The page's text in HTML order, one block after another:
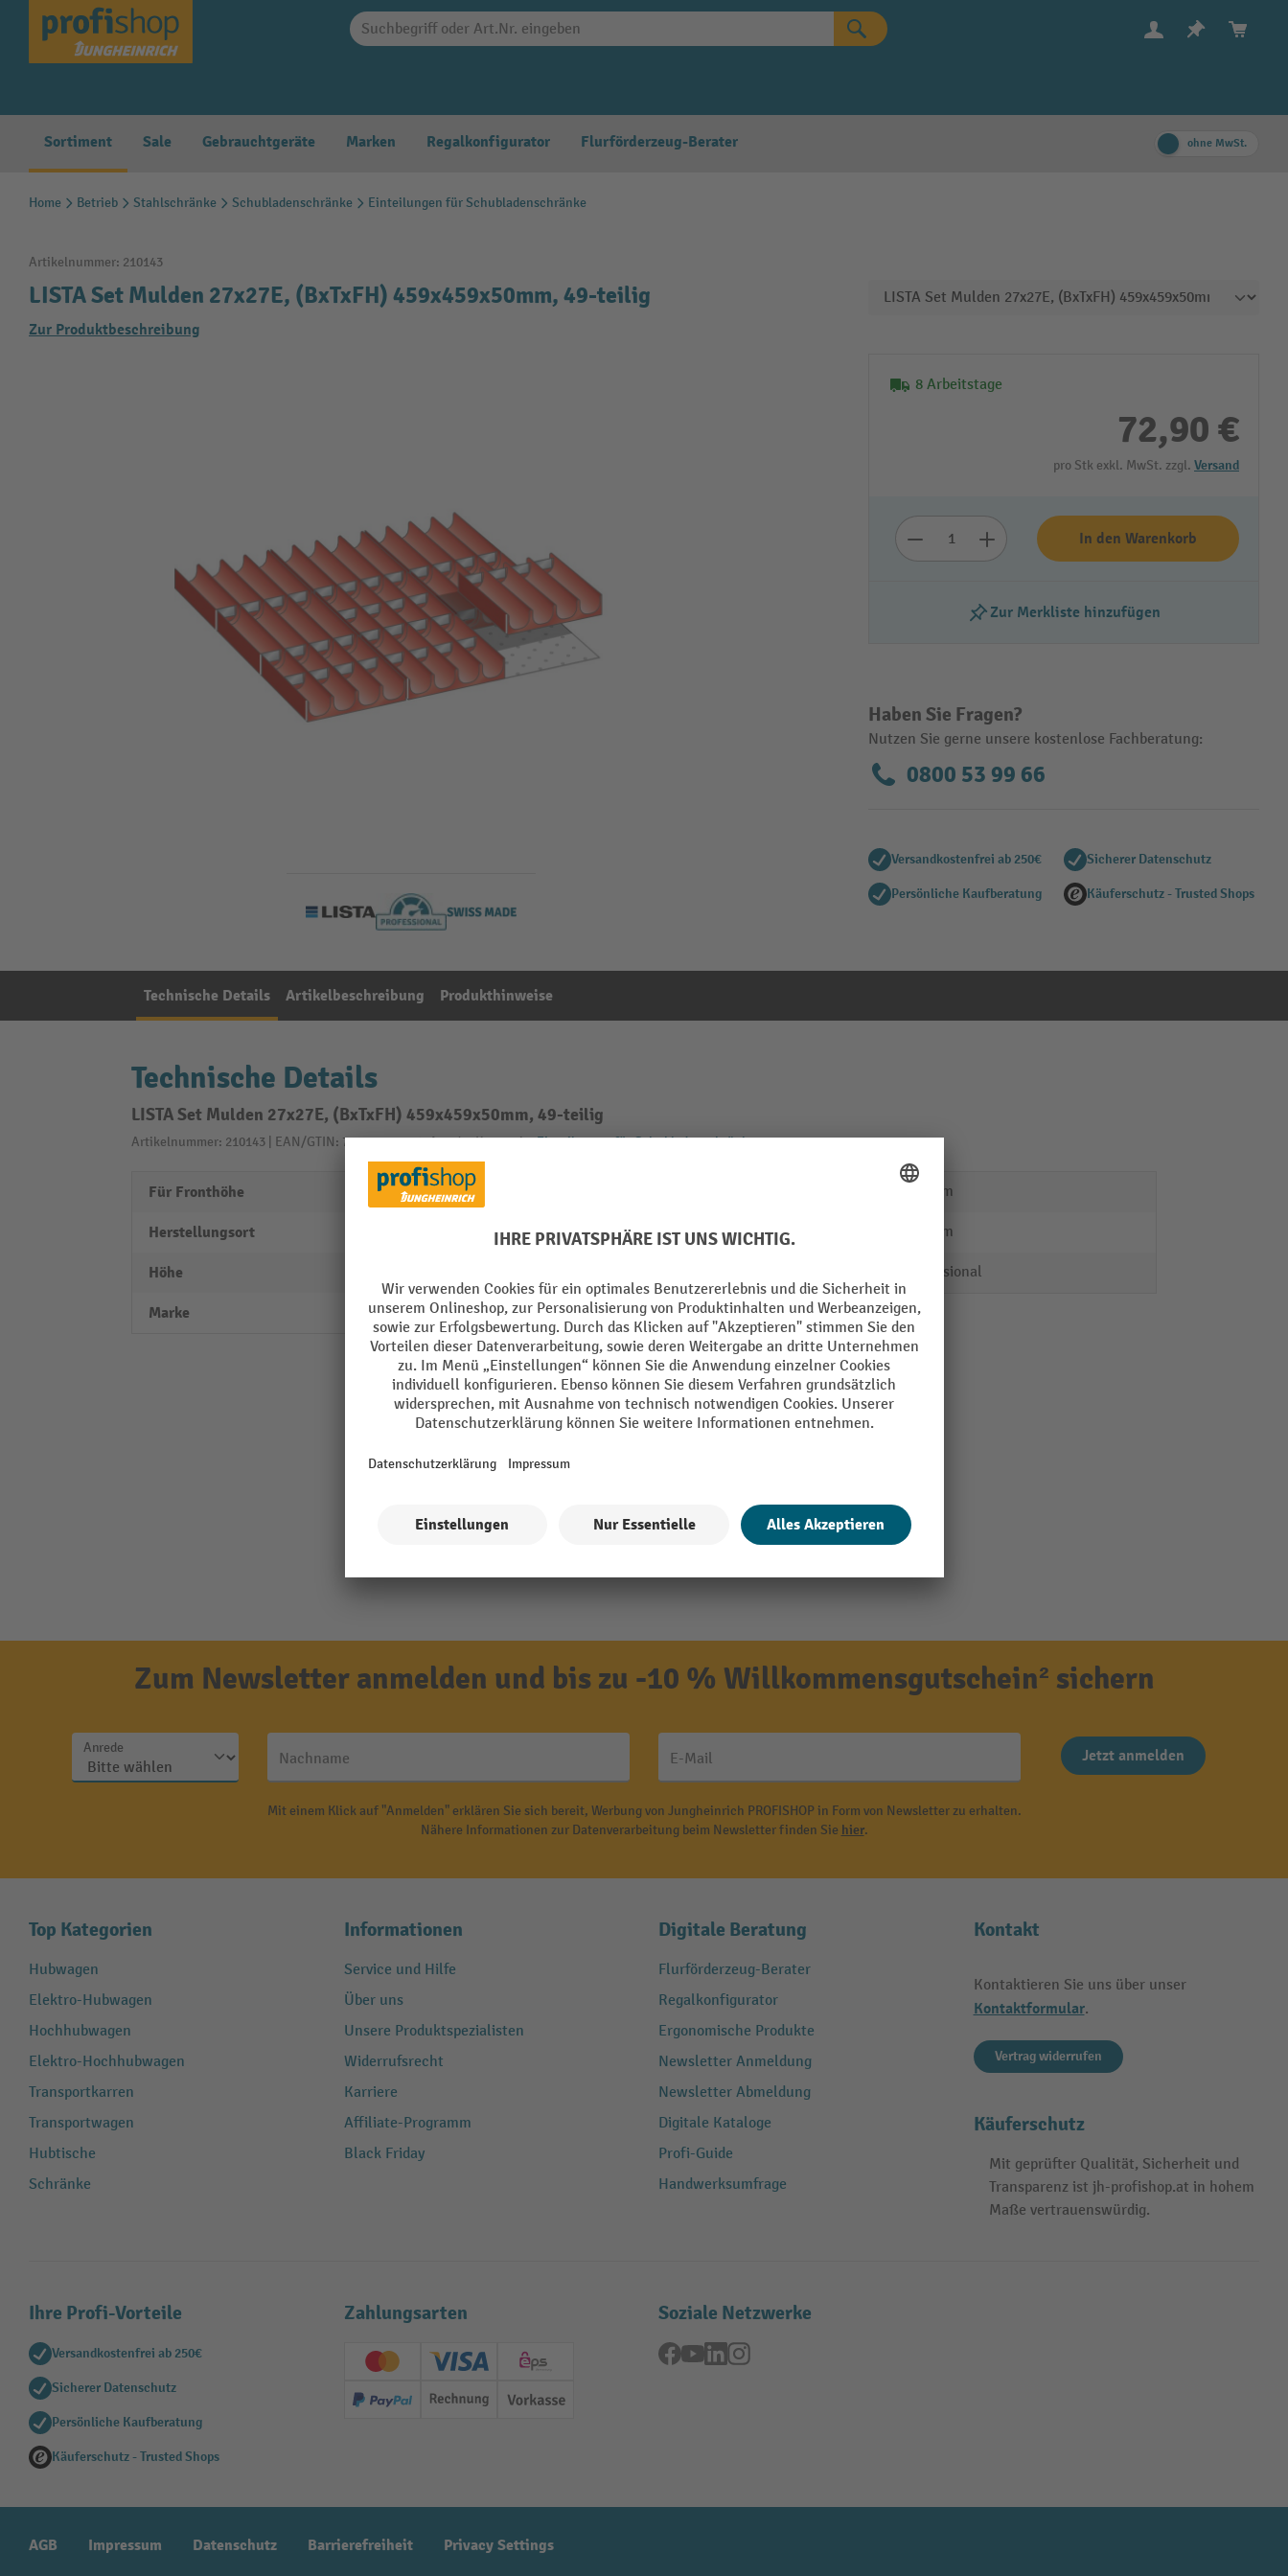
Zur Hauptnavigation springen
Sortiment Sale Gebrauchtgeräte Marken Regalkonfigurator Flurförderzeug-Berater ohne MwSt.
Home Betrieb Stahlschränke Schubladenschränke Einteilungen für Schubladenschränke
Artikelnummer: 210143
LISTA Set Mulden 27x27E, (BxTxFH) 459x459x50mm, 49-teilig
Zur Produktbeschreibung
8 Arbeitstage
72,90 €
pro Stk exkl. MwSt. zzgl. Versand
In den Warenkorb
Zur Merkliste hinzufügen
Haben Sie Fragen?
Nutzen Sie gerne unsere kostenlose Fachberatung:
0800 53 99 66
Versandkostenfrei ab 250€ Sicherer Datenschutz
Persönliche Kaufberatung Käuferschutz - Trusted Shops
Technische Details Artikelbeschreibung Produkthinweise
Technische Details
LISTA Set Mulden 27x27E, (BxTxFH) 459x459x50mm, 49-teilig
Artikelnummer: 210143 | EAN/GTIN: 7612269002416Aus der Kategorie:Einteilungen für Schubladenschränke
Für Fronthöhe 50 mm
Herstellungsort
Höhe
Marke LISTA
459 mm
Schubladen Tiefe 459 mm
Professional
Zum Newsletter anmelden und bis zu -10 % Willkommensgutschein² sichern
Anrede
Nachname E-Mail Jetzt anmelden
Mit einem Klick auf "Anmelden" erklären Sie sich bereit, Werbung von Jungheinrich PROFISHOP in Form von Newsletter zu erhalten.
Nähere Informationen zur Datenverarbeitung beim Newsletter finden Sie hier.
Top Kategorien
Hubwagen
Elektro-Hubwagen
Hochhubwagen
Elektro-Hochhubwagen
Transportkarren
Transportwagen
Hubtische
Schränke
Informationen
Service und Hilfe
Über uns
Unsere Produktspezialisten
Widerrufsrecht
Karriere
Affiliate-Programm
Black Friday
Digitale Beratung
Flurförderzeug-Berater
Regalkonfigurator
Ergonomische Produkte
Newsletter Anmeldung
Newsletter Abmeldung
Digitale Kataloge
Profi-Guide
Handwerksumfrage
Kontakt
Kontaktieren Sie uns über unser
Kontaktformular.
Vertrag widerrufen
Käuferschutz
Mit geprüfter Qualität, Sicherheit und
Transparenz ist jh-profishop.at in hohem
Maße vertrauenswürdig.
Ihre Profi-Vorteile
Versandkostenfrei ab 250€
Sicherer Datenschutz
Persönliche Kaufberatung
Käuferschutz - Trusted Shops
Zahlungsarten
Creditcard (Master)Creditcard (Visa)
EPS
PayPal Rechnung Vorkasse
Soziale Netzwerke
Facebook
YouTubeLinkedInInstagram
AGB Impressum Datenschutz Barrierefreiheit Privacy Settings